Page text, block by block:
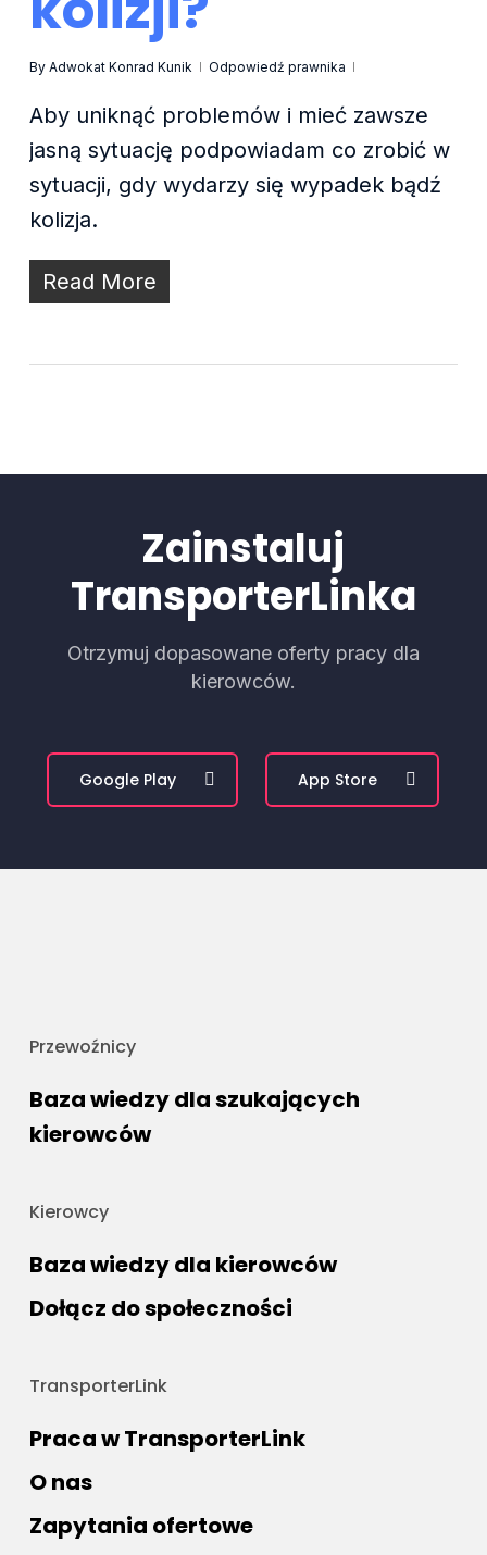
By Adwokat Konrad Kunik Odpowiedź prawnika
Aby uniknąć problemów i mieć zawsze
jasną sytuację podpowiadam co zrobić w
sytuacji, gdy wydarzy się wypadek bądź
kolizja.
Read More
Zainstaluj
TransporterLinka
Otrzymuj dopasowane oferty pracy dla
kierowców.
Google Play App Store
Przewoźnicy
Baza wiedzy dla szukających
kierowców
Kierowcy
Baza wiedzy dla kierowców
Dołącz do społeczności
TransporterLink
Praca w TransporterLink
O nas
Zapytania ofertowe